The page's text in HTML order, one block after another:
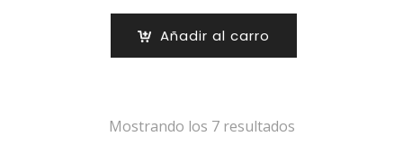
precios:
desde
Añadir al carro
Mostrando los 7 resultados